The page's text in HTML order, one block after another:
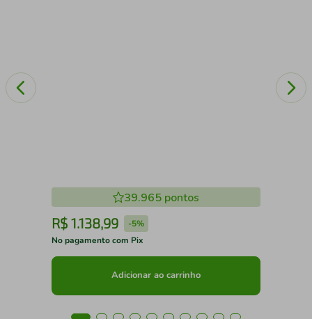
39.965 pontos
R$ 1.138,99 -5%
No pagamento com Pix
Adicionar ao carrinho